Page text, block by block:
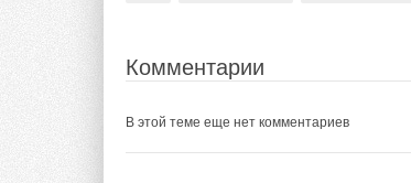
Комментарии
В этой теме еще нет комментариев
Тэги: Генераторы, электроснабжение
Комментарии